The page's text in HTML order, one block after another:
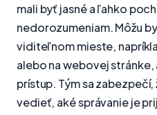
mali byť jasné a ľahko
nedorozumeniam. Môžu
viditeľnom mieste,
alebo na webovej stránke,
prístup. Tým sa
vedieť, aké správanie je